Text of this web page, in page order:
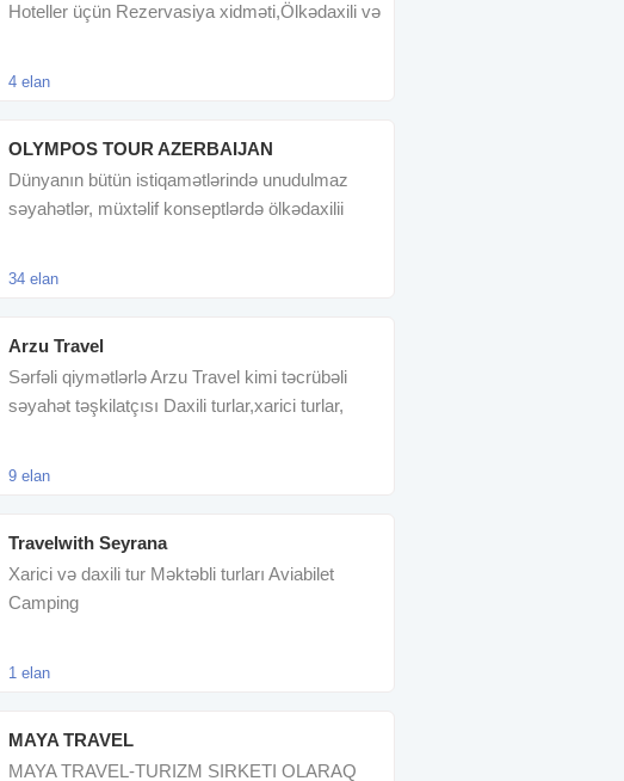
Hoteller üçün Rezervasiya xidməti,Ölkədaxili və
4 elan
OLYMPOS TOUR AZERBAIJAN
Dünyanın bütün istiqamətlərində unudulmaz
səyahətlər, müxtəlif konseptlərdə ölkədaxilii
34 elan
Arzu Travel
Sərfəli qiymətlərlə Arzu Travel kimi təcrübəli
səyahət təşkilatçısı Daxili turlar,xarici turlar,
9 elan
Travelwith Seyrana
Xarici və daxili tur Məktəbli turları Aviabilet
Camping
1 elan
MAYA TRAVEL
MAYA TRAVEL-TURIZM SIRKETI OLARAQ